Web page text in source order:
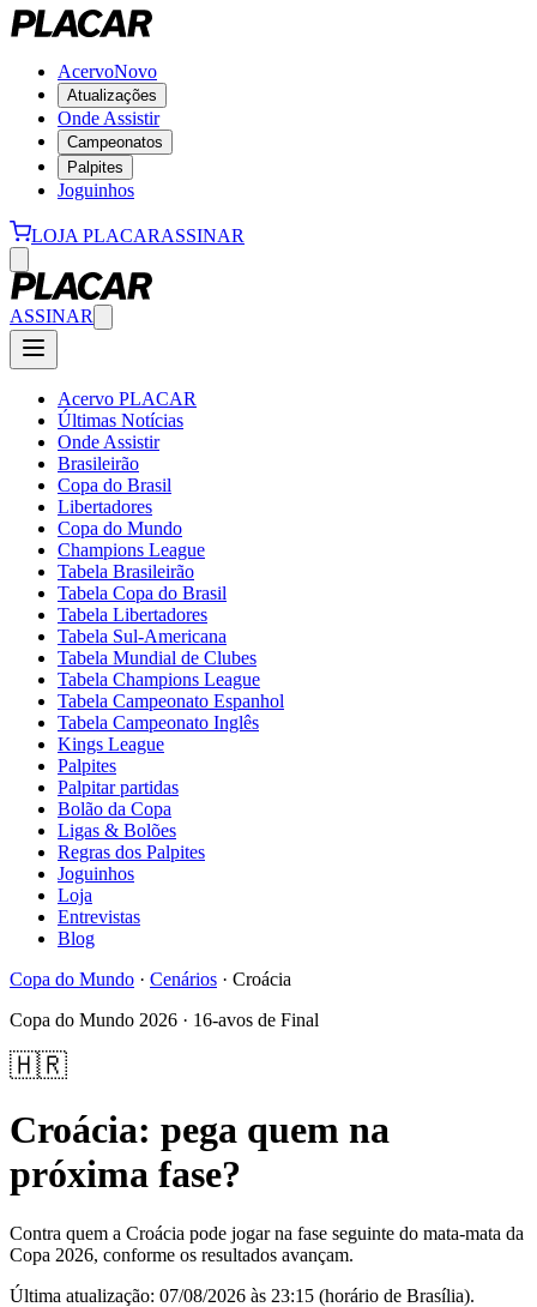
AcervoNovo
Atualizações
Onde Assistir
Campeonatos
Palpites
Joguinhos
LOJA PLACARASSINAR
ASSINAR
Acervo PLACAR
Últimas Notícias
Onde Assistir
Brasileirão
Copa do Brasil
Libertadores
Copa do Mundo
Champions League
Tabela Brasileirão
Tabela Copa do Brasil
Tabela Libertadores
Tabela Sul-Americana
Tabela Mundial de Clubes
Tabela Champions League
Tabela Campeonato Espanhol
Tabela Campeonato Inglês
Kings League
Palpites
Palpitar partidas
Bolão da Copa
Ligas & Bolões
Regras dos Palpites
Joguinhos
Loja
Entrevistas
Blog
Copa do Mundo · Cenários · Croácia
Copa do Mundo 2026 · 16-avos de Final
🇭🇷
Croácia: pega quem na
próxima fase?
Contra quem a Croácia pode jogar na fase seguinte do mata-mata da
Copa 2026, conforme os resultados avançam.
Última atualização: 07/08/2026 às 23:15 (horário de Brasília).